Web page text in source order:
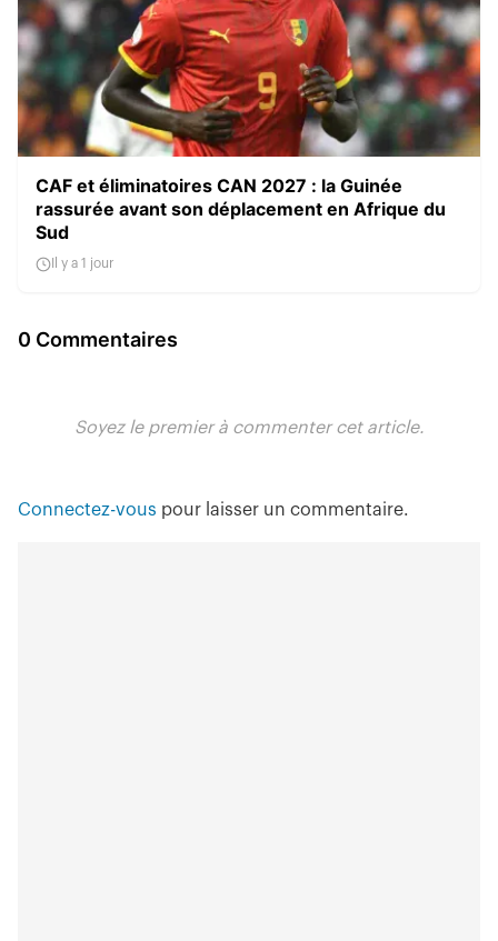
CAF et éliminatoires CAN 2027 : la Guinée
rassurée avant son déplacement en Afrique du
Sud
Il y a 1 jour
0 Commentaires
Soyez le premier à commenter cet article.
Connectez-vous pour laisser un commentaire.